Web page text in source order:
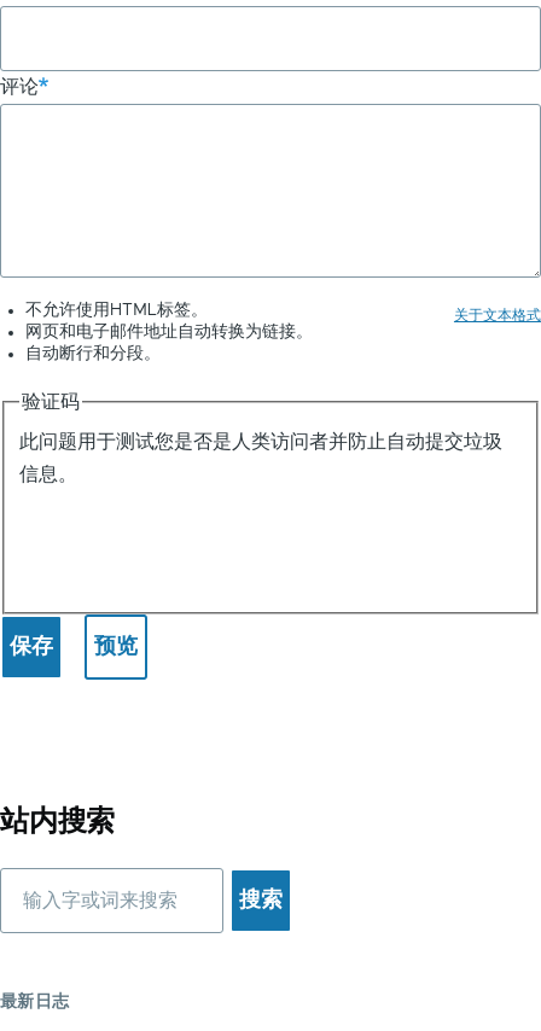
评论
关于文本格式
不允许使用HTML标签。
网页和电子邮件地址自动转换为链接。
自动断行和分段。
验证码
此问题用于测试您是否是人类访问者并防止自动提交垃圾
信息。
站内搜索
最新日志